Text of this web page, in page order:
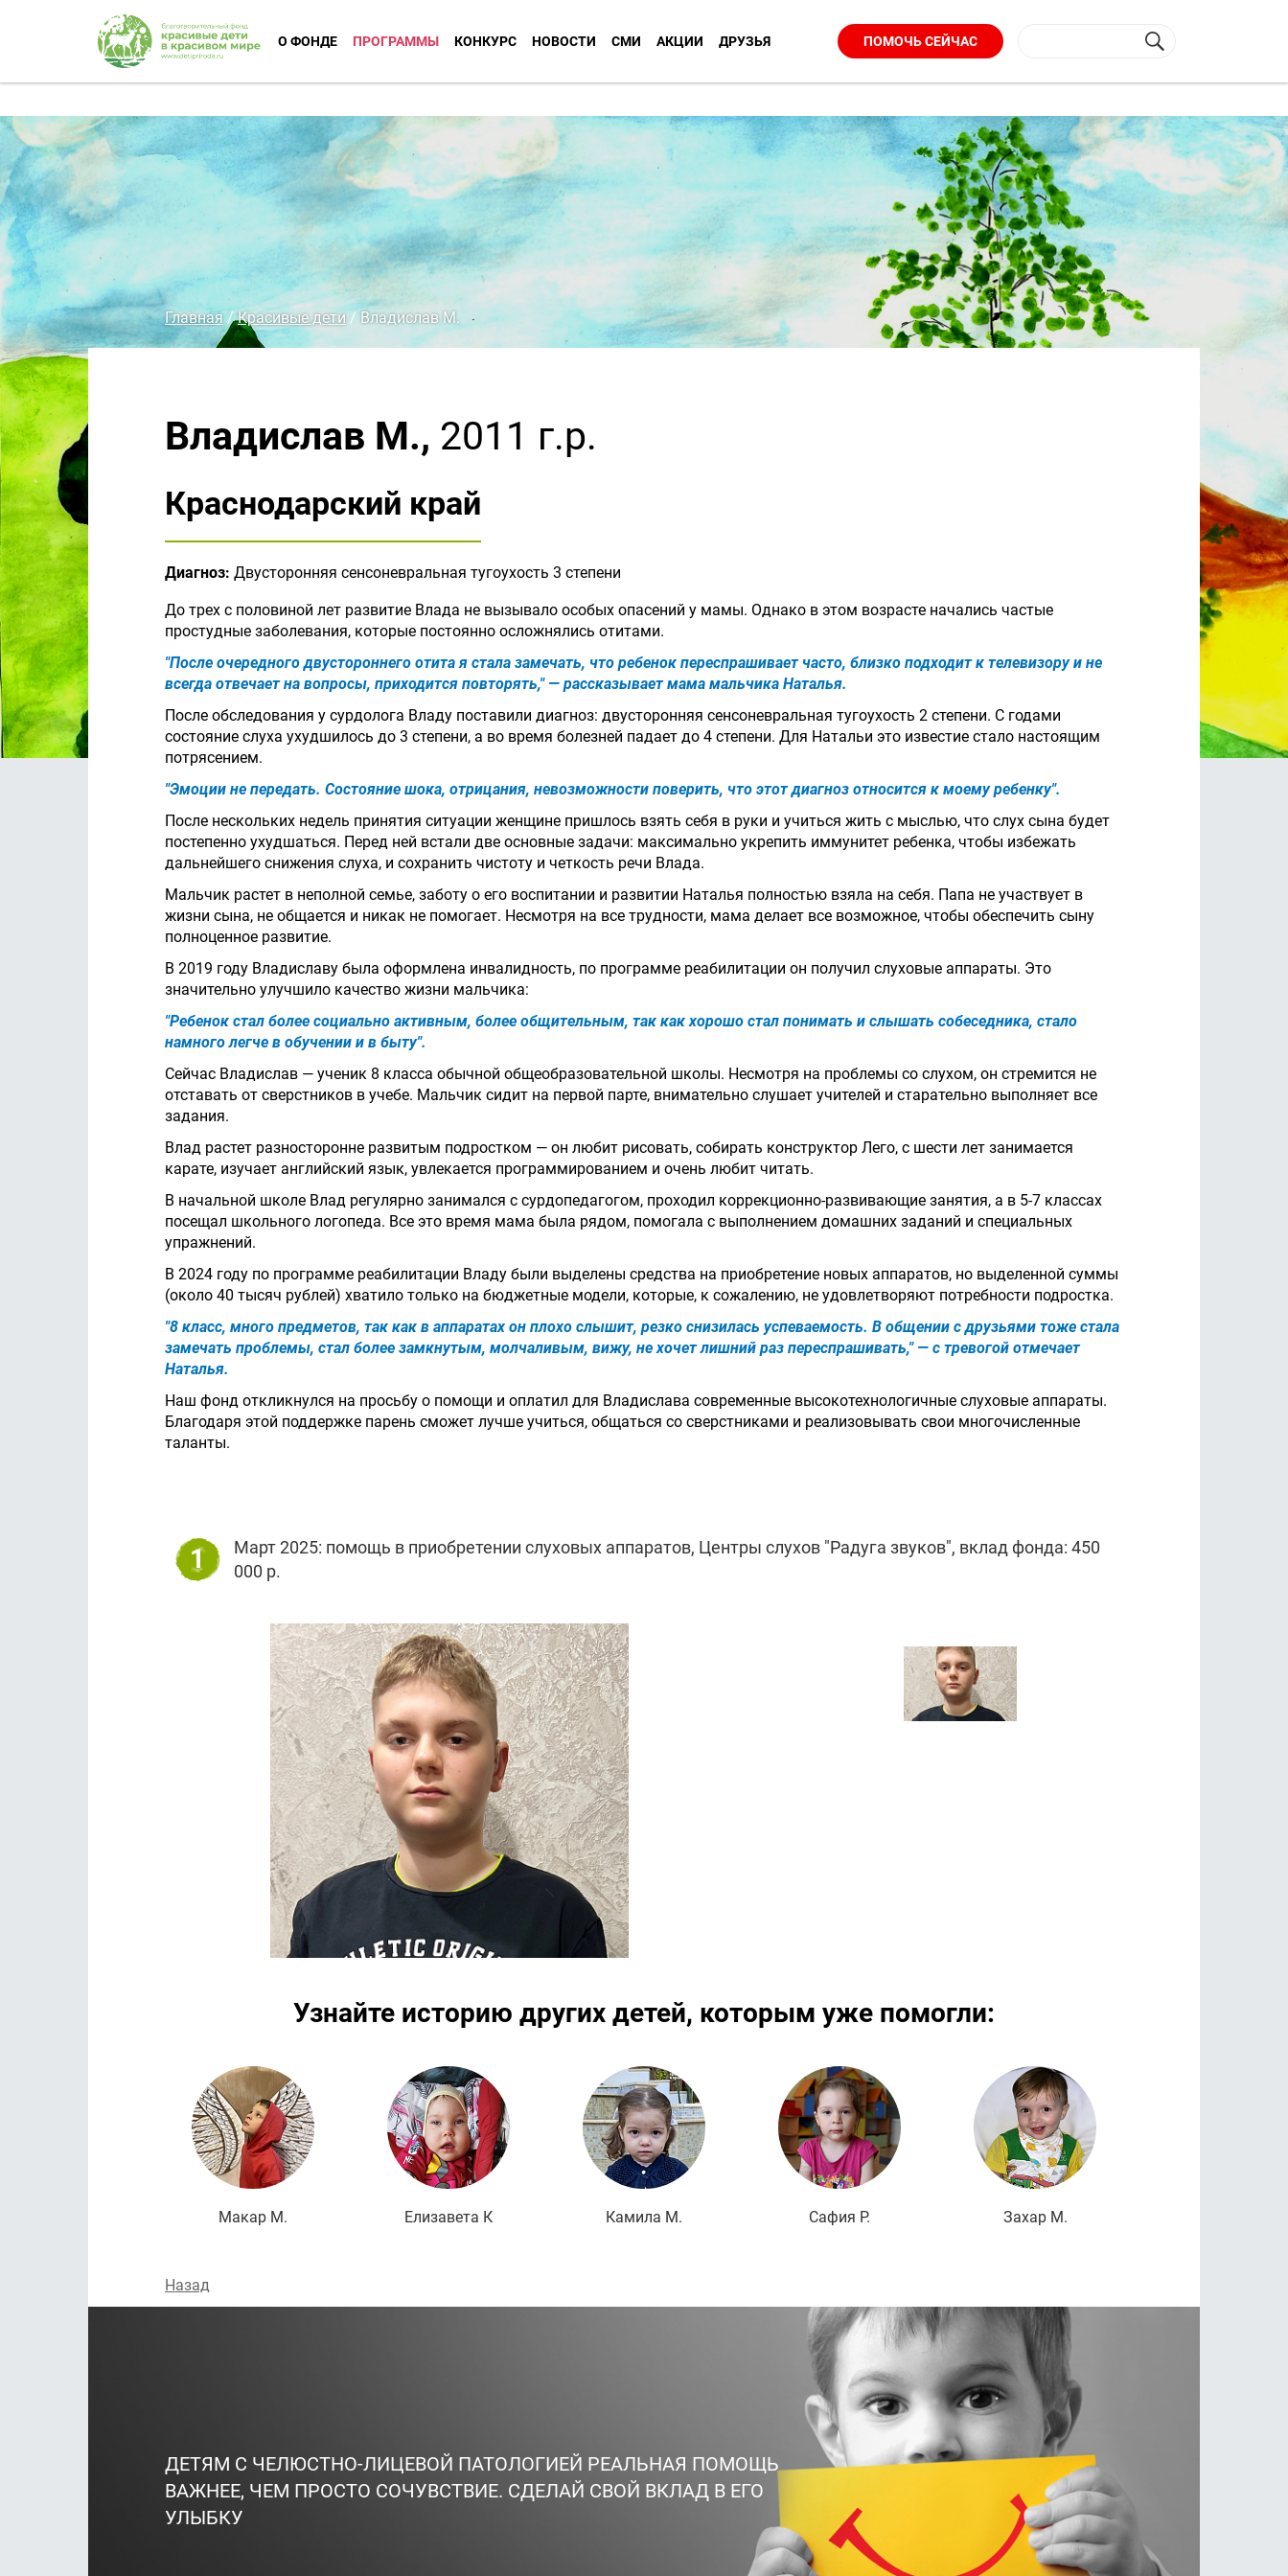
О ФОНДЕ ПРОГРАММЫ КОНКУРС НОВОСТИ СМИ АКЦИИ ДРУЗЬЯ ПОМОЧЬ СЕЙЧАС
Главная/Красивые дети/Владислав М.
Владислав М., 2011 г.р.
Краснодарский край
Диагноз: Двусторонняя сенсоневральная тугоухость 3 степени
До трех с половиной лет развитие Влада не вызывало особых опасений у мамы. Однако в этом возрасте начались частые
простудные заболевания, которые постоянно осложнялись отитами.
"После очередного двустороннего отита я стала замечать, что ребенок переспрашивает часто, близко подходит к телевизору и не
всегда отвечает на вопросы, приходится повторять," — рассказывает мама мальчика Наталья.
После обследования у сурдолога Владу поставили диагноз: двусторонняя сенсоневральная тугоухость 2 степени. С годами
состояние слуха ухудшилось до 3 степени, а во время болезней падает до 4 степени. Для Натальи это известие стало настоящим
потрясением.
"Эмоции не передать. Состояние шока, отрицания, невозможности поверить, что этот диагноз относится к моему ребенку".
После нескольких недель принятия ситуации женщине пришлось взять себя в руки и учиться жить с мыслью, что слух сына будет
постепенно ухудшаться. Перед ней встали две основные задачи: максимально укрепить иммунитет ребенка, чтобы избежать
дальнейшего снижения слуха, и сохранить чистоту и четкость речи Влада.
Мальчик растет в неполной семье, заботу о его воспитании и развитии Наталья полностью взяла на себя. Папа не участвует в
жизни сына, не общается и никак не помогает. Несмотря на все трудности, мама делает все возможное, чтобы обеспечить сыну
полноценное развитие.
В 2019 году Владиславу была оформлена инвалидность, по программе реабилитации он получил слуховые аппараты. Это
значительно улучшило качество жизни мальчика:
"Ребенок стал более социально активным, более общительным, так как хорошо стал понимать и слышать собеседника, стало
намного легче в обучении и в быту".
Сейчас Владислав — ученик 8 класса обычной общеобразовательной школы. Несмотря на проблемы со слухом, он стремится не
отставать от сверстников в учебе. Мальчик сидит на первой парте, внимательно слушает учителей и старательно выполняет все
задания.
Влад растет разносторонне развитым подростком — он любит рисовать, собирать конструктор Лего, с шести лет занимается
карате, изучает английский язык, увлекается программированием и очень любит читать.
В начальной школе Влад регулярно занимался с сурдопедагогом, проходил коррекционно-развивающие занятия, а в 5-7 классах
посещал школьного логопеда. Все это время мама была рядом, помогала с выполнением домашних заданий и специальных
упражнений.
В 2024 году по программе реабилитации Владу были выделены средства на приобретение новых аппаратов, но выделенной суммы
(около 40 тысяч рублей) хватило только на бюджетные модели, которые, к сожалению, не удовлетворяют потребности подростка.
"8 класс, много предметов, так как в аппаратах он плохо слышит, резко снизилась успеваемость. В общении с друзьями тоже стала
замечать проблемы, стал более замкнутым, молчаливым, вижу, не хочет лишний раз переспрашивать," — с тревогой отмечает
Наталья.
Наш фонд откликнулся на просьбу о помощи и оплатил для Владислава современные высокотехнологичные слуховые аппараты.
Благодаря этой поддержке парень сможет лучше учиться, общаться со сверстниками и реализовывать свои многочисленные
таланты.
1
Март 2025: помощь в приобретении слуховых аппаратов, Центры слухов "Радуга звуков", вклад фонда: 450
000 р.
Узнайте историю других детей, которым уже помогли:
Макар М.
Подробнее
Елизавета К
Подробнее
Камила М.
Подробнее
Сафия Р.
Подробнее
Захар М.
Назад
ДЕТЯМ С ЧЕЛЮСТНО-ЛИЦЕВОЙ ПАТОЛОГИЕЙ РЕАЛЬНАЯ ПОМОЩЬ
ВАЖНЕЕ, ЧЕМ ПРОСТО СОЧУВСТВИЕ. СДЕЛАЙ СВОЙ ВКЛАД В ЕГО
УЛЫБКУ